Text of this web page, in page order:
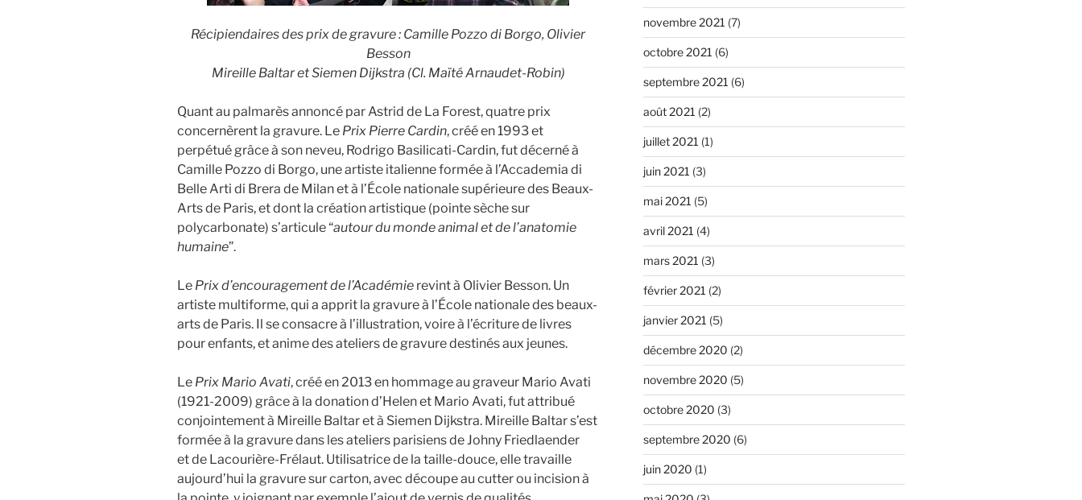
Récipiendaires des prix de gravure : Camille Pozzo di Borgo, Olivier
Besson
Mireille Baltar et Siemen Dijkstra (Cl. Maïté Arnaudet-Robin)
Quant au palmarès annoncé par Astrid de La Forest, quatre prix
concernèrent la gravure. Le Prix Pierre Cardin, créé en 1993 et
perpétué grâce à son neveu, Rodrigo Basilicati-Cardin, fut décerné à
Camille Pozzo di Borgo, une artiste italienne formée à l’Accademia di
Belle Arti di Brera de Milan et à l’École nationale supérieure des Beaux-
Arts de Paris, et dont la création artistique (pointe sèche sur
polycarbonate) s’articule “autour du monde animal et de l’anatomie
humaine”.
Le Prix d’encouragement de l’Académie revint à Olivier Besson. Un
artiste multiforme, qui a apprit la gravure à l’École nationale des beaux-
arts de Paris. Il se consacre à l’illustration, voire à l’écriture de livres
pour enfants, et anime des ateliers de gravure destinés aux jeunes.
Le Prix Mario Avati, créé en 2013 en hommage au graveur Mario Avati
(1921-2009) grâce à la donation d’Helen et Mario Avati, fut attribué
conjointement à Mireille Baltar et à Siemen Dijkstra. Mireille Baltar s’est
formée à la gravure dans les ateliers parisiens de Johny Friedlaender
et de Lacourière-Frélaut. Utilisatrice de la taille-douce, elle travaille
aujourd’hui la gravure sur carton, avec découpe au cutter ou incision à
novembre 2021 (7)
octobre 2021 (6)
septembre 2021 (6)
août 2021 (2)
juillet 2021 (1)
juin 2021 (3)
mai 2021 (5)
avril 2021 (4)
mars 2021 (3)
février 2021 (2)
janvier 2021 (5)
décembre 2020 (2)
novembre 2020 (5)
octobre 2020 (3)
septembre 2020 (6)
juin 2020 (1)